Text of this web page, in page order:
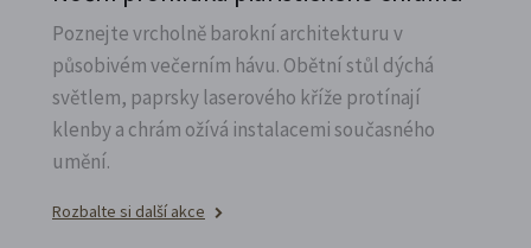
Poznejte vrcholně barokní architekturu v
působivém večerním hávu. Obětní stůl dýchá
světlem, paprsky laserového kříže protínají
klenby a chrám ožívá instalacemi současného
umění.
Rozbalte si další akce